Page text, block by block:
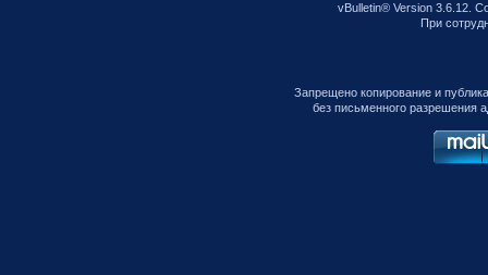
vBulletin® Version 3.6.12.
При
Запрещено копирование и
без письменного разрешения